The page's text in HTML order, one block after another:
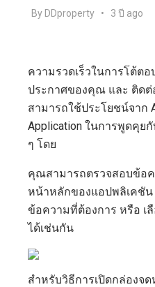
By DDproperty • 3 ปี ago
ความรวดเร็วในการโต้ต
ประกาศของคุณ และ ติด
สามารถใช้ประโยชน์จาก
Application ในการพูดคุย
ๆ โดย
คุณสามารถตรวจสอบข้อ
หน้าหลักของแอปพลิเคชัน
ข้อความที่ต้องการ หรือ เ
ได้เช่นกัน
สำหรับวิธีการเปิดกล่องจ